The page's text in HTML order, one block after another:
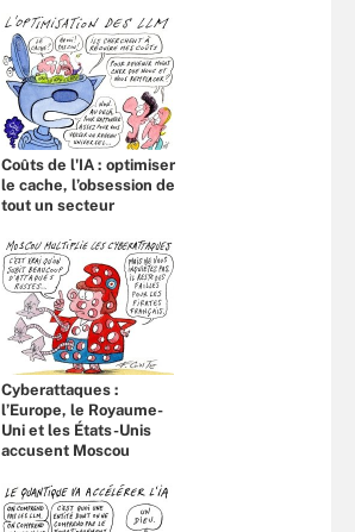
Coûts de l'IA : optimiser
le cache, l’obsession de
tout un secteur
Cyberattaques :
l’Europe, le Royaume-
Uni et les États-Unis
accusent Moscou